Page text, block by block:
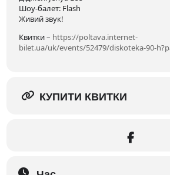
Шоу-балет: Flash
Живий звук!
Квитки – https://poltava.internet-
bilet.ua/uk/events/52479/diskoteka-90-
КУПИТИ КВИТКИ